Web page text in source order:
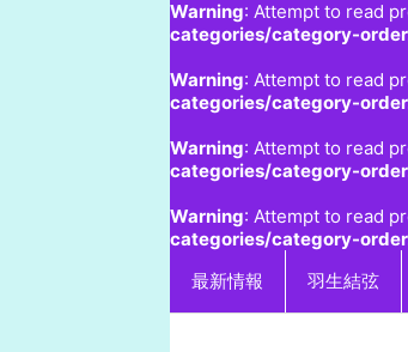
Warning: Attempt to read
categories/category-
Warning: Attempt to read
categories/category-
Warning: Attempt to read
categories/category-
Warning: Attempt to read
categories/category-
最新情報
羽生結弦